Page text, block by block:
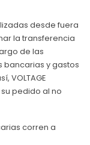
desde fuera
la transferencia
de las
bancarias y gastos
VOLTAGE
su pedido al no
corren a